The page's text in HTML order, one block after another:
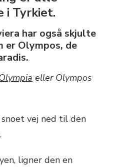
i Tyrkiet.
har også skjulte
er Olympos, de
eller Olympos
vej ned til den
ligner den en